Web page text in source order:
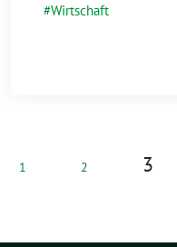
Wirtschaft
1 2 3